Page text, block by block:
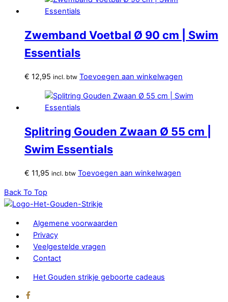
Zwemband Voetbal Ø 90 cm | Swim
Essentials
€ 12,95 incl. btw Toevoegen aan winkelwagen
Splitring Gouden Zwaan Ø 55 cm |
Swim Essentials
€ 11,95 incl. btw Toevoegen aan winkelwagen
Back To Top
Algemene voorwaarden
Privacy
Veelgestelde vragen
Contact
Het Gouden strikje geboorte cadeaus